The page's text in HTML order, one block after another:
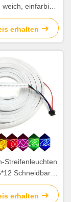
einfarbig,
8 x 16 mm
LED-Streifen
erhalten
Streifenleuchten
Schneidbares
Seillicht
erhalten